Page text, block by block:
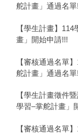
舵計畫」通過名單
【學生計畫】
畫」開始申請!!!
【審核通過名單
舵計畫」通過名單
【學生計畫徵件
學習–掌舵計畫」
【審核通過名單